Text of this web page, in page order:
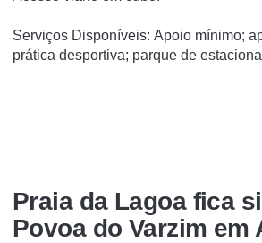
Serviços Disponíveis: Apoio mínimo;
prática desportiva; parque de
Praia da Lagoa fica
Povoa do Varzim em